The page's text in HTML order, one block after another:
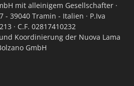
mit alleinigem Gesellschafter ·
- 39040 Tramin - Italien · P.Iva
· C.F. 02817410232
Koordinierung der Nuova Lama
GmbH